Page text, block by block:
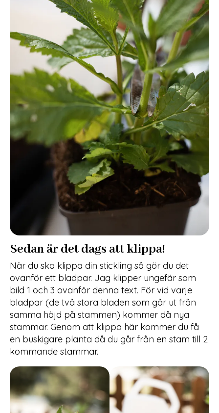
Sedan är det dags att klippa!
När du ska klippa din stickling så gör du det
ovanför ett bladpar. Jag klipper ungefär som
bild 1 och 3 ovanför denna text. För vid varje
bladpar (de två stora bladen som går ut från
samma höjd på stammen) kommer då nya
stammar. Genom att klippa här kommer du få
en buskigare planta då du går från en stam till 2
kommande stammar.